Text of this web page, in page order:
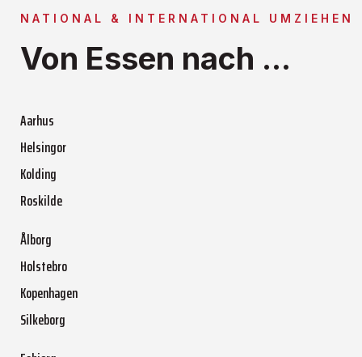
NATIONAL & INTERNATIONAL UMZIEHEN
Von Essen nach ...
Aarhus
Helsingor
Kolding
Roskilde
Ålborg
Holstebro
Kopenhagen
Silkeborg